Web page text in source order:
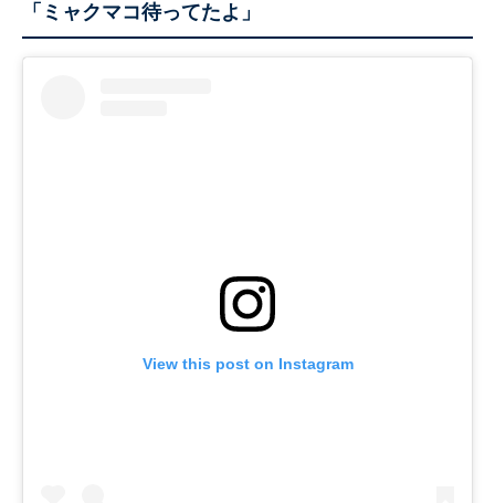
「ミャクマコ待ってたよ」
View this post on Instagram